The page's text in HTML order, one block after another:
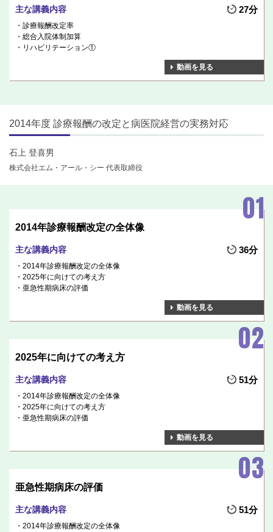
主な講義内容 27分
診療報酬改定率
総合入院体制加算
リハビリテーション①
動画を見る
2014年度 診療報酬の改定と病医院経営の実務対応
石上 登喜男
株式会社エム・アール・シー 代表取締役
2014年診療報酬改定の全体像
主な講義内容 36分
2014年診療報酬改定の全体像
2025年に向けての考え方
亜急性期病床の評価
動画を見る
2025年に向けての考え方
主な講義内容 51分
2014年診療報酬改定の全体像
2025年に向けての考え方
亜急性期病床の評価
動画を見る
亜急性期病床の評価
主な講義内容 51分
2014年診療報酬改定の全体像